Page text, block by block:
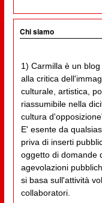
Chi siamo
1) Carmilla è un
alla critica
culturale, artistica,
riassumibile nella
cultura
E' esente da
priva di inserti
oggetto di domande
agevolazioni
si basa sull'attività
collaboratori.